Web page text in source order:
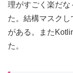
理がすごく楽だな
た。結構マスク
がある。また
た。